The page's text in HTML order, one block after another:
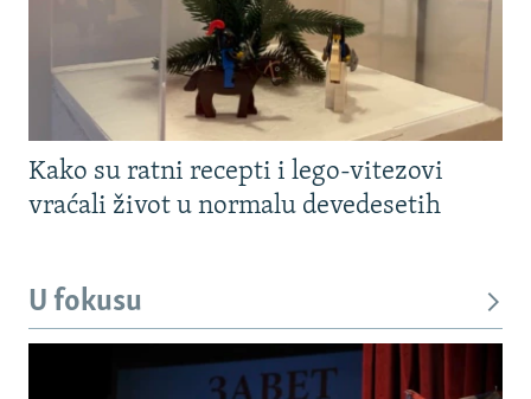
Kako su ratni recepti i lego-vitezovi
vraćali život u normalu devedesetih
U fokusu